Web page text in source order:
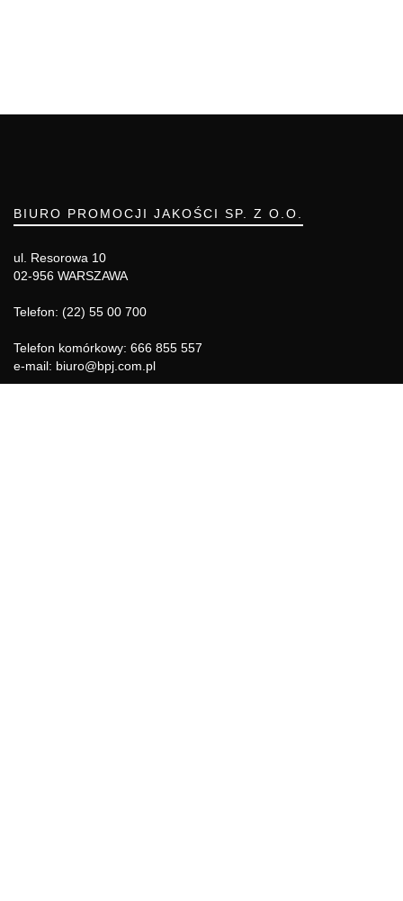
BIURO PROMOCJI JAKOŚCI SP. Z O.O.
ul. Resorowa 10
02-956 WARSZAWA
Telefon: (22) 55 00 700
Telefon komórkowy: 666 855 557
e-mail: biuro@bpj.com.pl